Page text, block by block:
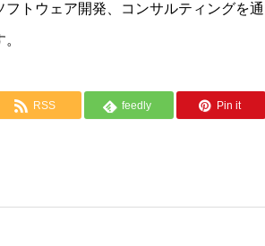
トウェア開発、コンサルティングを通
RSS feedly Pin it